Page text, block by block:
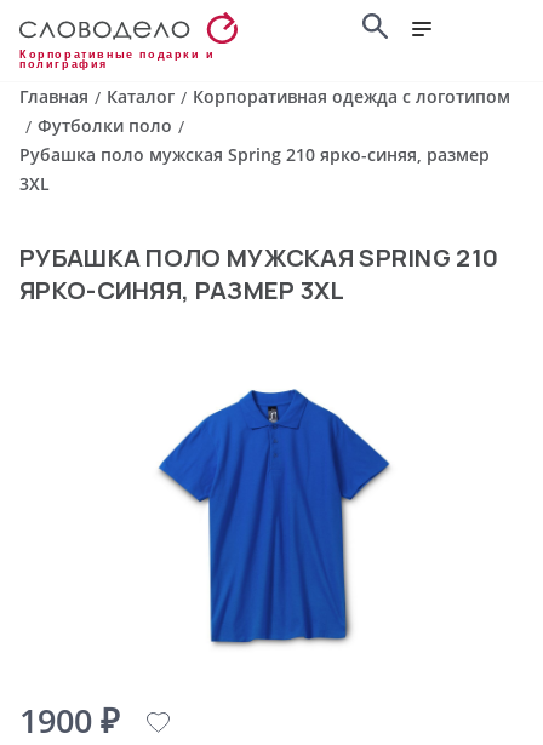
Корпоративные подарки и
полиграфия
Главная / Каталог / Корпоративная одежда с логотипом
/ Футболки поло /
Рубашка поло мужская Spring 210 ярко-синяя, размер
3XL
РУБАШКА ПОЛО МУЖСКАЯ SPRING 210
ЯРКО-СИНЯЯ, РАЗМЕР 3XL
1900 ₽